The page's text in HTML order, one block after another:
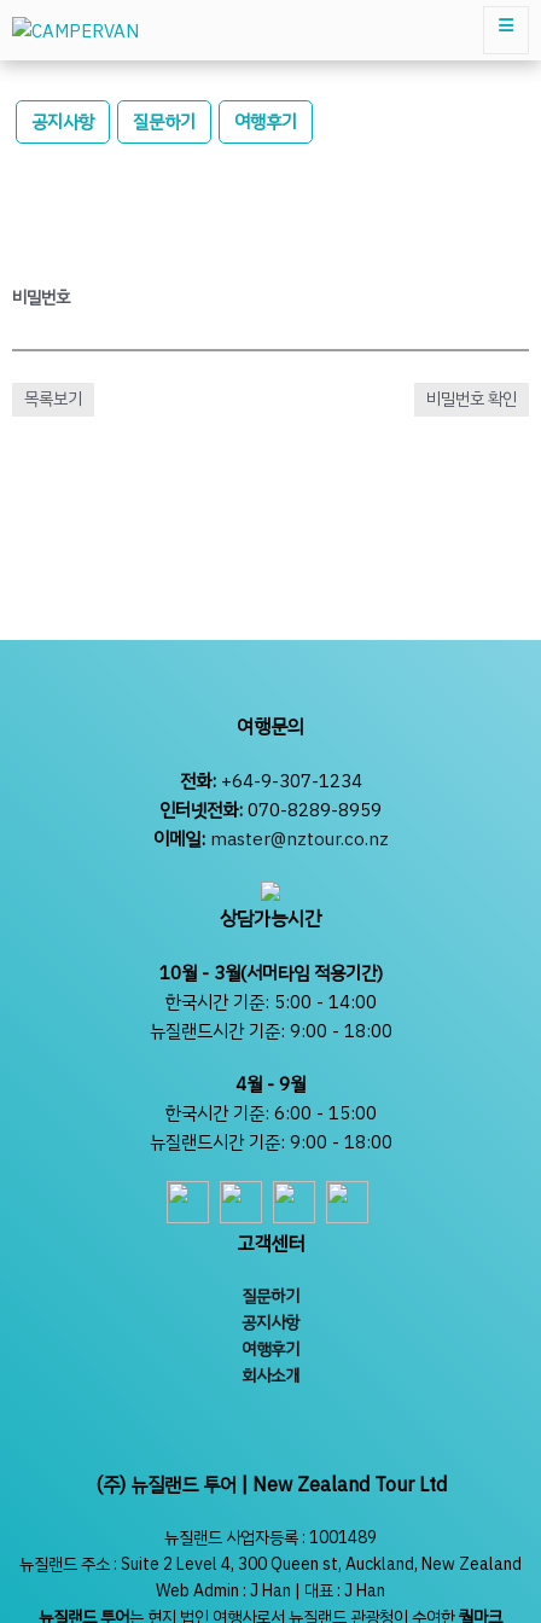
공지사항 질문하기 여행후기
비밀번호
목록보기 비밀번호 확인
(주) 뉴질랜드 투어 | New Zealand Tour Ltd
뉴질랜드 사업자등록 : 1001489
뉴질랜드 주소 : Suite 2 Level 4, 300 Queen st, Auckland, New Zealand
Web Admin : J Han | 대표 : J Han
뉴질랜드 투어는 현지 법인 여행사로서 뉴질랜드 관광청이 수여한퀄마크
여행문의
전화:+64-9-307-1234
인터넷전화:070-8289-8959
이메일: master@nztour.co.nz
상담가능시간
10월 - 3월(서머타임 적용기간)
한국시간 기준: 5:00 - 14:00
뉴질랜드시간 기준: 9:00 - 18:00
4월 - 9월
한국시간 기준: 6:00 - 15:00
뉴질랜드시간 기준: 9:00 - 18:00
고객센터
질문하기
공지사항
여행후기
회사소개